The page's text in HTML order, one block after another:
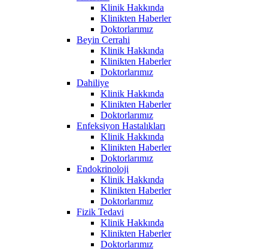
Klinik Hakkında
Klinikten Haberler
Doktorlarımız
Beyin Cerrahi
Klinik Hakkında
Klinikten Haberler
Doktorlarımız
Dahiliye
Klinik Hakkında
Klinikten Haberler
Doktorlarımız
Enfeksiyon Hastalıkları
Klinik Hakkında
Klinikten Haberler
Doktorlarımız
Endokrinoloji
Klinik Hakkında
Klinikten Haberler
Doktorlarımız
Fizik Tedavi
Klinik Hakkında
Klinikten Haberler
Doktorlarımız